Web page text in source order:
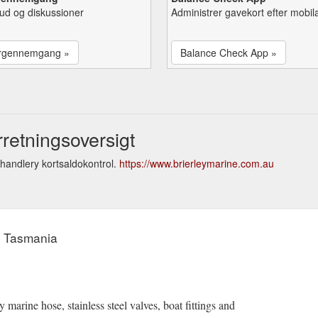
og diskussioner
»
Administrer gavekort efter
Balance Check App »
kortsaldokontrol. https://www.brierleymarine.com.au
hose, stainless steel valves, boat fittings and